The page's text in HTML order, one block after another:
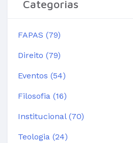
Categorias
FAPAS (79)
Direito (79)
Eventos (54)
Filosofia (16)
Institucional (70)
Teologia (24)